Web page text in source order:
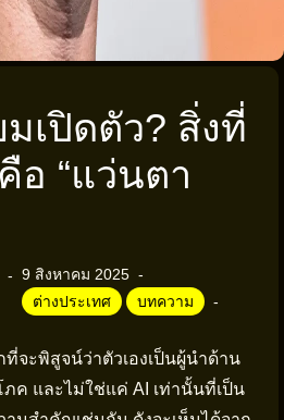
มเปิดตัว? สิ่งที่
อ “แว่นตา
9 สิงหาคม 2025
ต่างประเทศ
บทความ
ที่จะพิสูจน์ว่าตัวเองเป็นผู้นำด้าน
ค และไม่ใช่แค่ AI เท่านั้นที่เป็น